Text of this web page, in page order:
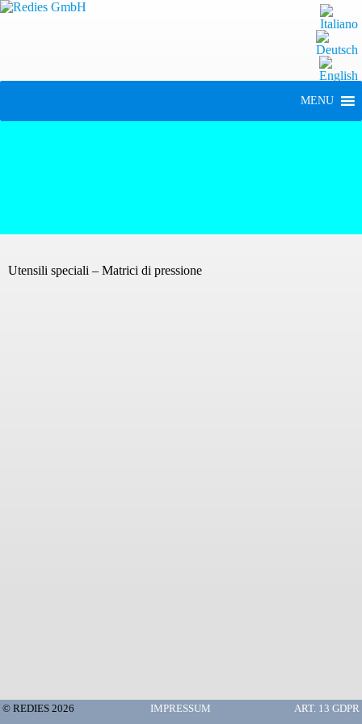
MENU
Utensili speciali – Matrici di pressione
© REDIES 2026 IMPRESSUM ART. 13 GDPR